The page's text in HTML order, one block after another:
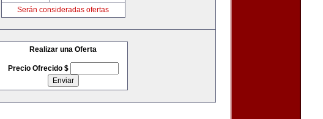
Serán consideradas ofertas
Realizar una Oferta
Precio Ofrecido $